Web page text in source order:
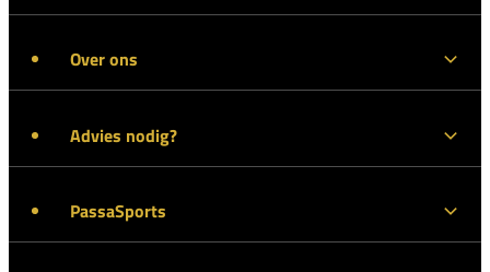
Over ons
Advies nodig?
PassaSports